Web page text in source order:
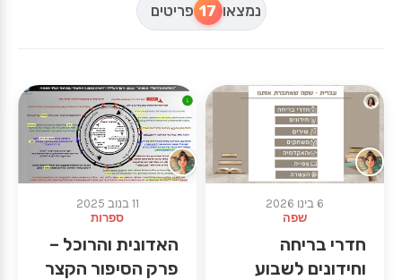
נמצאו 17 פריטים
6 בינו 2026
שפה
חדרי בריחה
וחידונים לשבוע
11 בנוב 2025
ספרות
האדונית והרוכל –
פרק הסיפור הקצר